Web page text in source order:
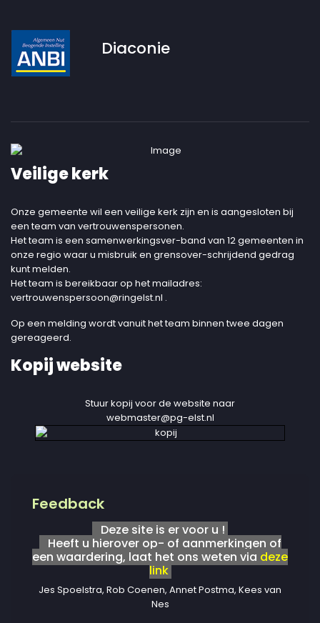
Diaconie
Veilige kerk
Onze gemeente wil een veilige kerk zijn en is aangesloten bij
een team van vertrouwenspersonen.
Het team is een samenwerkingsver-band van 12 gemeenten in
onze regio waar u misbruik en grensover-schrijdend gedrag
kunt melden.
Het team is bereikbaar op het mailadres:
vertrouwenspersoon@ringelst.nl .
Op een melding wordt vanuit het team binnen twee dagen
gereageerd.
Kopij website
Stuur kopij voor de website naar
webmaster@pg-elst.nl
Feedback
Deze site is er voor u !
Heeft u hierover op- of aanmerkingen of
een waardering, laat het ons weten via deze
link
Jes Spoelstra, Rob Coenen, Annet Postma, Kees van
Nes